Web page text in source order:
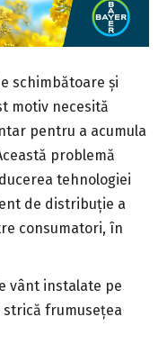
schimbătoare și
motiv necesită
pentru a acumula
problemă
tehnologiei
de distribuție a
consumatori, în
vânt instalate pe
frumusețea